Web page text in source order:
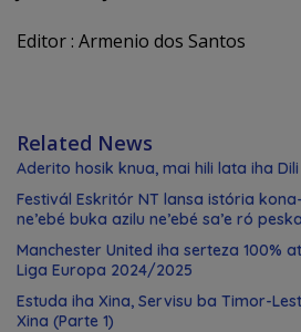
Editor : Armenio dos Santos
Related News
Aderito hosik knua, mai hili lata iha Dili
Festivál Eskritór NT lansa istória
ne’ebé buka azilu ne’ebé sa’e ró
Manchester United iha serteza 100%
Liga Europa 2024/2025
Estuda iha Xina, Servisu ba Timor-
Xina (Parte 1)